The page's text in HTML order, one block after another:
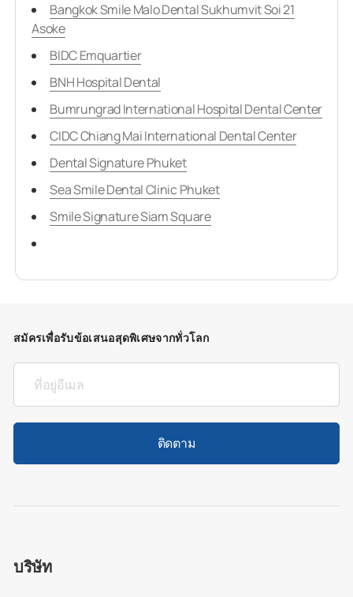
Bangkok Smile Malo Dental Sukhumvit Soi 21
Asoke
BIDC Emquartier
BNH Hospital Dental
Bumrungrad International Hospital Dental Center
CIDC Chiang Mai International Dental Center
Dental Signature Phuket
Sea Smile Dental Clinic Phuket
Smile Signature Siam Square
สมัครเพื่อรับข้อเสนอสุดพิเศษจากทั่วโลก
ติดตาม
บริษัท